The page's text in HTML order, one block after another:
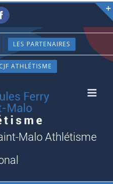
Facebook
LES PARTENAIRES
ATHLÉTISME
Malo Athlétisme